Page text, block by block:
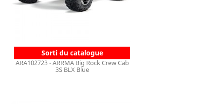
Sorti du catalogue
ARA102723 - ARRMA Big Rock Crew Cab
3S BLX Blue